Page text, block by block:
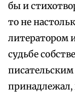
бы и
то не
литератором
судьбе
принадлежал,